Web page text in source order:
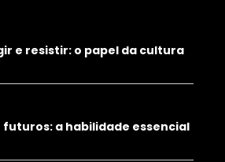
e resistir: o papel da cultura
futuros: a habilidade essencial